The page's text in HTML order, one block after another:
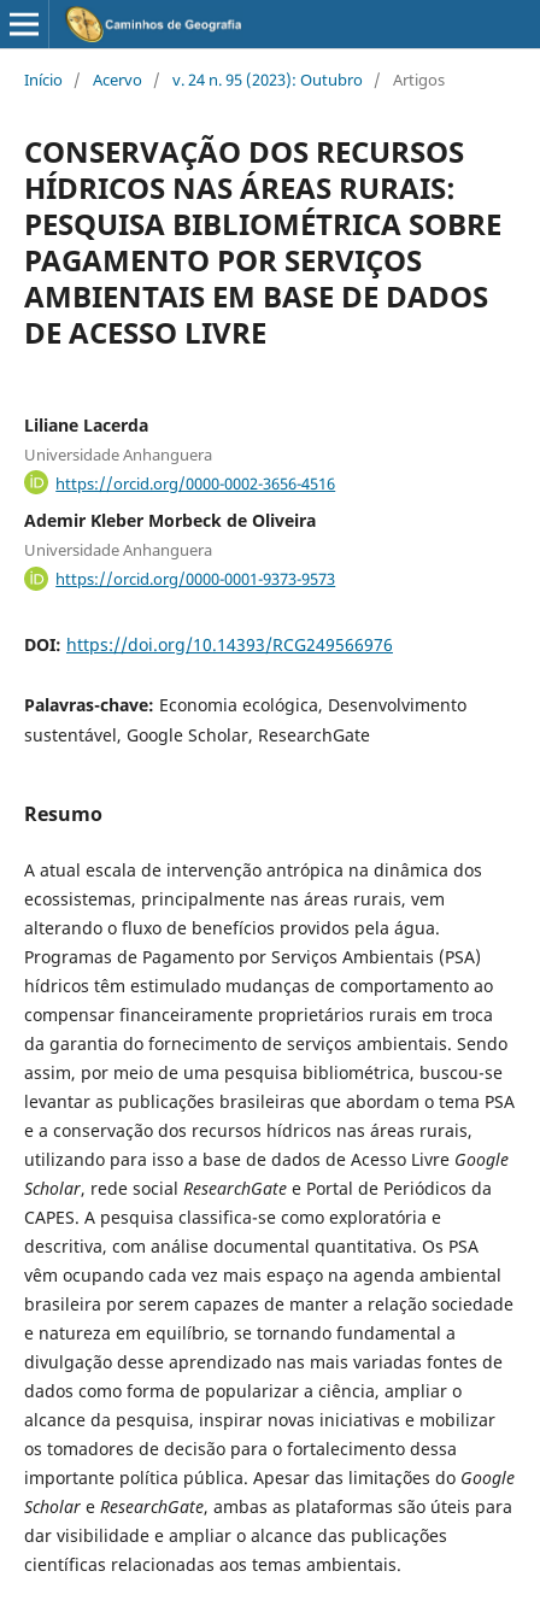
Início / Acervo / v. 24 n. 95 (2023): Outubro / Artigos
CONSERVAÇÃO DOS RECURSOS
HÍDRICOS NAS ÁREAS RURAIS:
PESQUISA BIBLIOMÉTRICA SOBRE
PAGAMENTO POR SERVIÇOS
AMBIENTAIS EM BASE DE DADOS
DE ACESSO LIVRE
Liliane Lacerda
Universidade Anhanguera
https://orcid.org/0000-0002-3656-4516
Ademir Kleber Morbeck de Oliveira
Universidade Anhanguera
https://orcid.org/0000-0001-9373-9573
DOI: https://doi.org/10.14393/RCG249566976
Palavras-chave: Economia ecológica, Desenvolvimento
sustentável, Google Scholar, ResearchGate
Resumo
A atual escala de intervenção antrópica na dinâmica dos
ecossistemas, principalmente nas áreas rurais, vem
alterando o fluxo de benefícios providos pela água.
Programas de Pagamento por Serviços Ambientais (PSA)
hídricos têm estimulado mudanças de comportamento ao
compensar financeiramente proprietários rurais em troca
da garantia do fornecimento de serviços ambientais. Sendo
assim, por meio de uma pesquisa bibliométrica, buscou-se
levantar as publicações brasileiras que abordam o tema PSA
e a conservação dos recursos hídricos nas áreas rurais,
utilizando para isso a base de dados de Acesso Livre Google
Scholar, rede social ResearchGatee Portal de Periódicos da
CAPES. A pesquisa classifica-se como exploratória e
descritiva, com análise documental quantitativa. Os PSA
vêm ocupando cada vez mais espaço na agenda ambiental
brasileira por serem capazes de manter a relação sociedade
e natureza em equilíbrio, se tornando fundamental a
divulgação desse aprendizado nas mais variadas fontes de
dados como forma de popularizar a ciência, ampliar o
alcance da pesquisa, inspirar novas iniciativas e mobilizar
os tomadores de decisão para o fortalecimento dessa
importante política pública. Apesar das limitações do Google
Scholare ResearchGate, ambas as plataformas são úteis para
dar visibilidade e ampliar o alcance das publicações
científicas relacionadas aos temas ambientais.